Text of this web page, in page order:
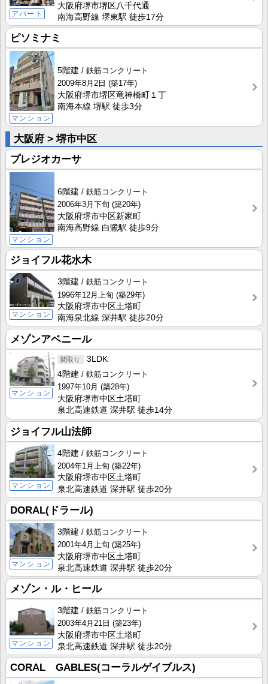
アパート
大阪府堺市堺区八千代通
南海高野線 堺東駅 徒歩17分
ピソミナミ
マンション
5階建
鉄筋コンクリート
2009年8月2日 (築17年)
大阪府堺市堺区竜神橋町１丁
南海本線 堺駅 徒歩3分
大阪府 > 堺市中区
プレジオカーサ
マンション
6階建
鉄筋コンクリート
2006年3月下旬 (築20年)
大阪府堺市中区新家町
南海高野線 白鷺駅 徒歩9分
ジョイフル花水木
マンション
3階建
鉄筋コンクリート
1996年12月上旬 (築29年)
大阪府堺市中区土塔町
南海泉北線 深井駅 徒歩20分
メゾンアベニール
マンション
3LDK
4階建
鉄筋コンクリート
1997年10月 (築28年)
大阪府堺市中区土塔町
泉北高速鉄道 深井駅 徒歩14分
ジョイフル山法師
マンション
4階建
鉄筋コンクリート
2004年1月上旬 (築22年)
大阪府堺市中区土塔町
泉北高速鉄道 深井駅 徒歩20分
DORAL(ドラール)
マンション
3階建
鉄筋コンクリート
2001年4月上旬 (築25年)
大阪府堺市中区土塔町
泉北高速鉄道 深井駅 徒歩20分
メゾン・ル・ヒール
マンション
3階建
鉄筋コンクリート
2003年4月21日 (築23年)
大阪府堺市中区土塔町
泉北高速鉄道 深井駅 徒歩20分
CORAL GABLES(コーラルゲイブルス)